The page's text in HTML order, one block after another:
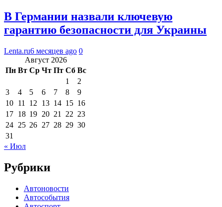
В Германии назвали ключевую
гарантию безопасности для Украины
Lenta.ru6 месяцев ago 0
Август 2026
Пн Вт Ср Чт Пт Сб Вс
1
2
3
4 5 6 7 8
9
10 11 12 13 14 15 16
17 18 19 20 21 22 23
24 25 26 27 28 29 30
31
« Июл
Рубрики
Автоновости
Автособытия